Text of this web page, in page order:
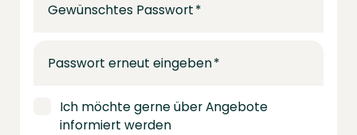
Gewünschtes Passwort
Passwort erneut eingeben
Ich möchte gerne über Angebote
informiert werden